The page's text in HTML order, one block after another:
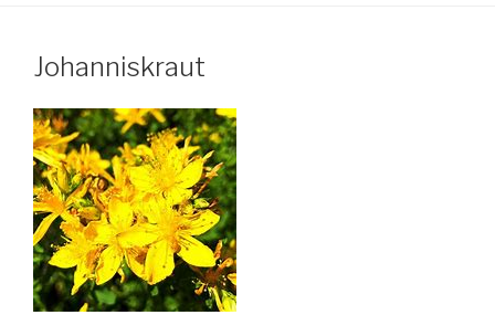
Johanniskraut